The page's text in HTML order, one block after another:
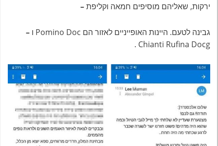
ירקות, שאליהם מוסיפים חמאה וקליפת–
גבינה לטעם. היינות האופייניים לאזור הם Pomino Doc ו
–
Chianti Rufina Docg .